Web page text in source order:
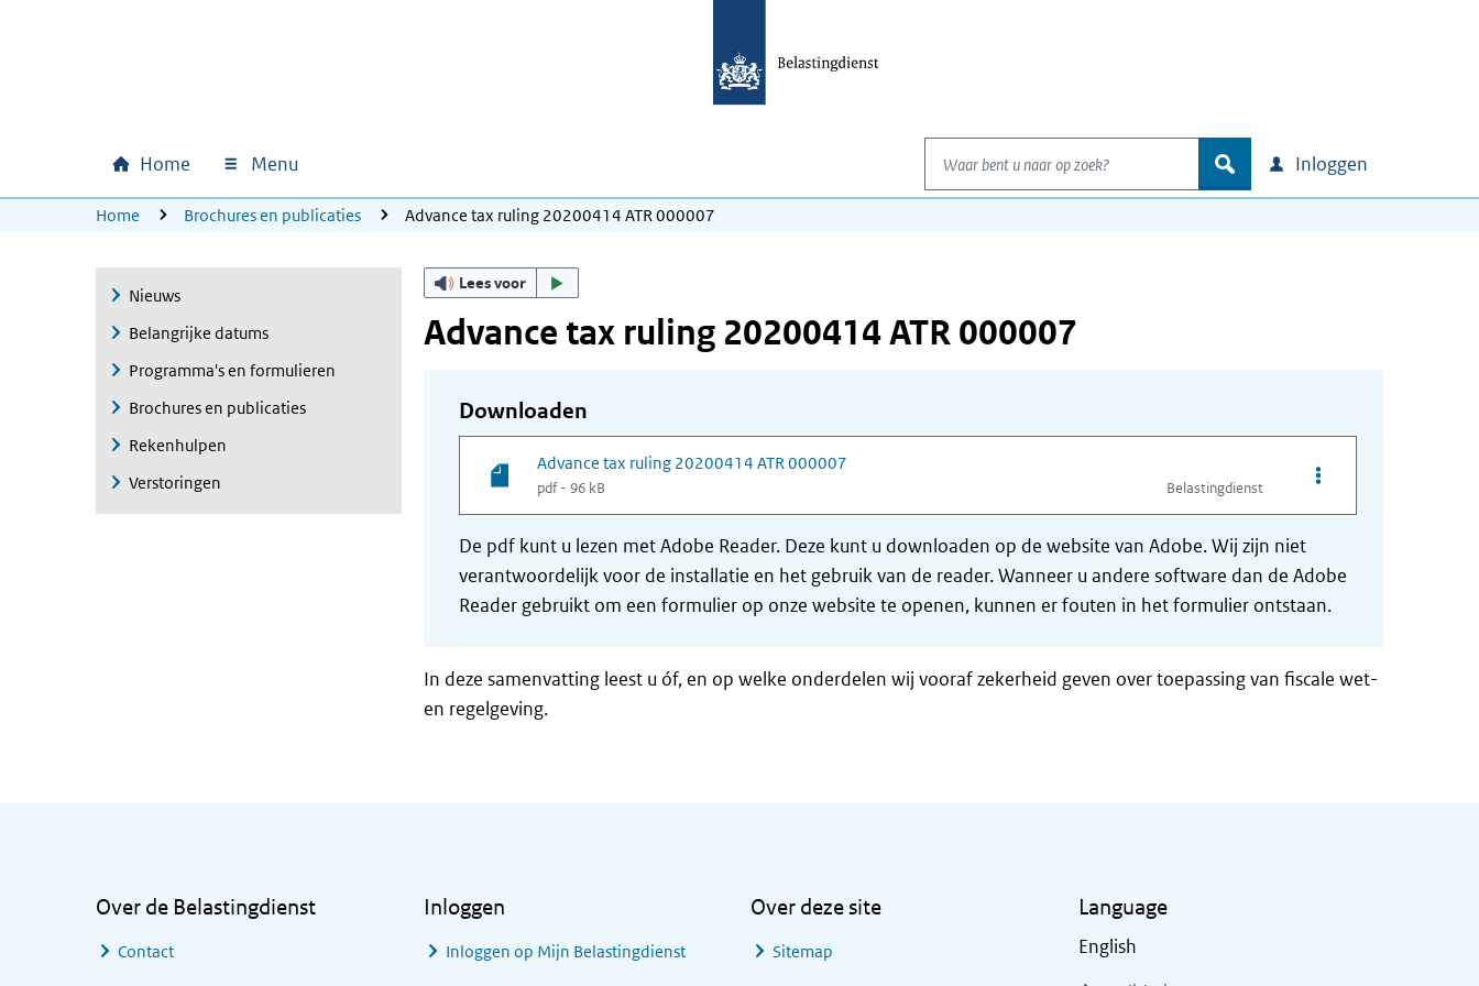
Hoofdnavigatie
Home Menu
Waar bent u naar op zoek?
zoek Inloggen
U bevindt zich hier:
Home Brochures en publicaties Advance tax ruling 20200414 ATR 000007
Nieuws
Belangrijke datums
Programma's en formulieren
Brochures en publicaties
Rekenhulpen
Verstoringen
Lees voor
Advance tax ruling 20200414 ATR 000007
Downloaden
Advance tax ruling 20200414 ATR 000007
pdf - 96 kB Belastingdienst
De pdf kunt u lezen met Adobe Reader. Deze kunt u downloaden op de website van Adobe. Wij zijn niet
verantwoordelijk voor de installatie en het gebruik van de reader. Wanneer u andere software dan de Adobe
Reader gebruikt om een formulier op onze website te openen, kunnen er fouten in het formulier ontstaan.
In deze samenvatting leest u óf, en op welke onderdelen wij vooraf zekerheid geven over toepassing van fiscale wet-
en regelgeving.
Over de Belastingdienst
Contact
Inloggen
Inloggen op Mijn Belastingdienst
Over deze site
Sitemap
Language
English